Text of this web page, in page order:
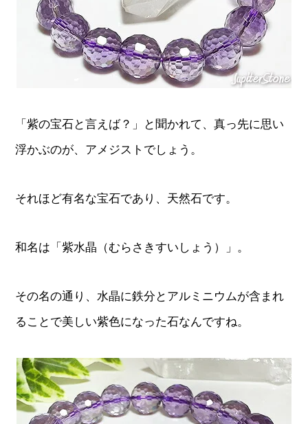
「紫の宝石と言えば？」と聞かれて、真っ先に思い
浮かぶのが、アメジストでしょう。
それほど有名な宝石であり、天然石です。
和名は「紫水晶（むらさきすいしょう）」。
その名の通り、水晶に鉄分とアルミニウムが含まれ
ることで美しい紫色になった石なんですね。